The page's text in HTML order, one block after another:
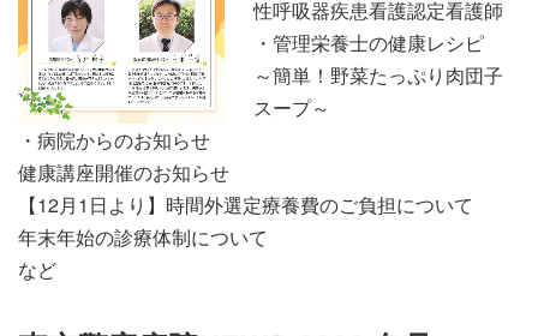
性呼吸器疾患看護認定看護師
・管理栄養士の健康レシピ
～簡単！野菜たっぷり肉団子
スープ～
・病院からのお知らせ
健康講座開催のお知らせ
【12月1日より】時間外選定療養費のご負担について
年末年始の診療体制について
など